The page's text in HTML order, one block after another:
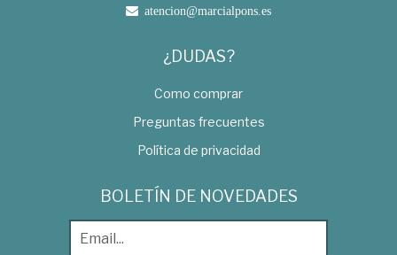
atencion@marcialpons.es
¿DUDAS?
Como comprar
Preguntas frecuentes
Política de privacidad
BOLETÍN DE NOVEDADES